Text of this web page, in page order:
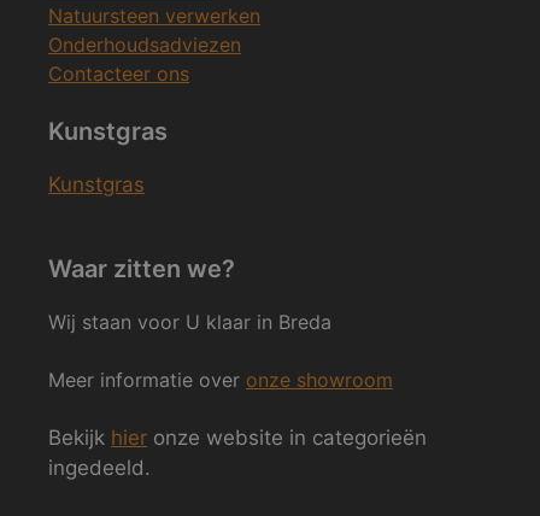
Natuursteen verwerken
Onderhoudsadviezen
Contacteer ons
Kunstgras
Kunstgras
Waar zitten we?
Wij staan voor U klaar in Breda
Meer informatie over onze showroom
Bekijk hier onze website in categorieën
ingedeeld.